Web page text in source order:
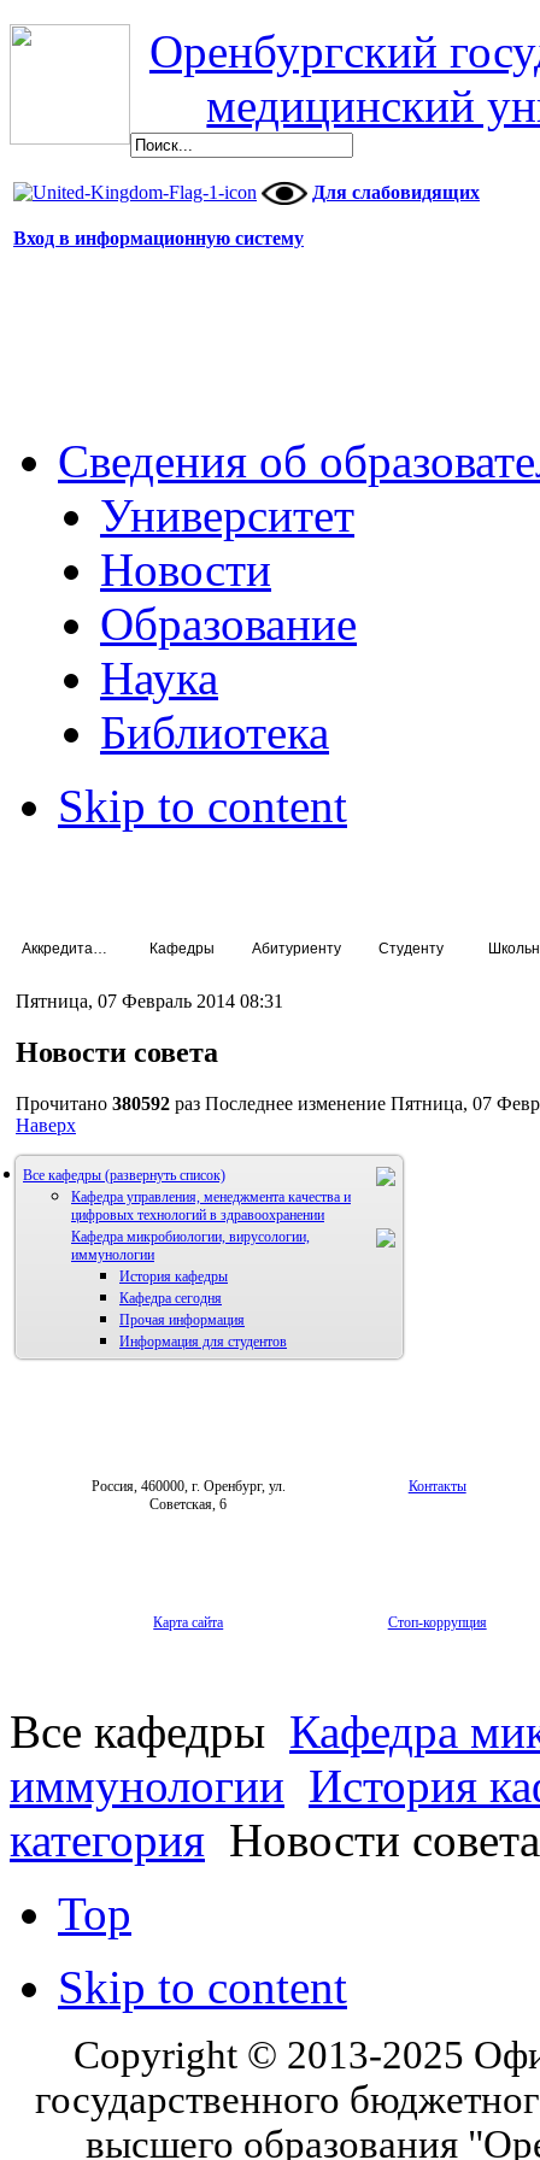
Оренбургский
медицинский
Для слабовидящих
Вход в информационную систему
Сведения об
Университет
Новости
Образование
Наука
Библиотека
Skip to content
Кафедры Абитуриенту Студенту
Пятница, 07 Февраль 2014 08:31
Новости совета
Прочитано 380592 раз Последнее изменение Пятница, 07
Наверх
Все кафедры
Кафедра управления, менеджмента качества и
цифровых технологий в здравоохранении
Кафедра микробиологии, вирусологии,
иммунологии
История кафедры
Кафедра сегодня
Прочая информация
Информация для студентов
Россия, 460000, г. Оренбург, ул.
Советская, 6
Контакты
Карта сайта Стоп-коррупция
Все кафедры Кафедра
иммунологии История
категория Новости совета
Top
Skip to content
Copyright © 2013-2025
государственного
высшего образования